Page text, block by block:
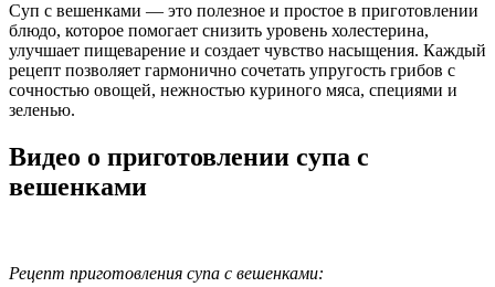
Суп с вешенками — это полезное и простое в приготовлении
блюдо, которое помогает снизить уровень холестерина,
улучшает пищеварение и создает чувство насыщения. Каждый
рецепт позволяет гармонично сочетать упругость грибов с
сочностью овощей, нежностью куриного мяса, специями и
зеленью.
Видео о приготовлении супа с
вешенками
Рецепт приготовления супа с вешенками: